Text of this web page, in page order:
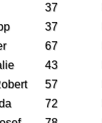
37
37
67
43
57
72